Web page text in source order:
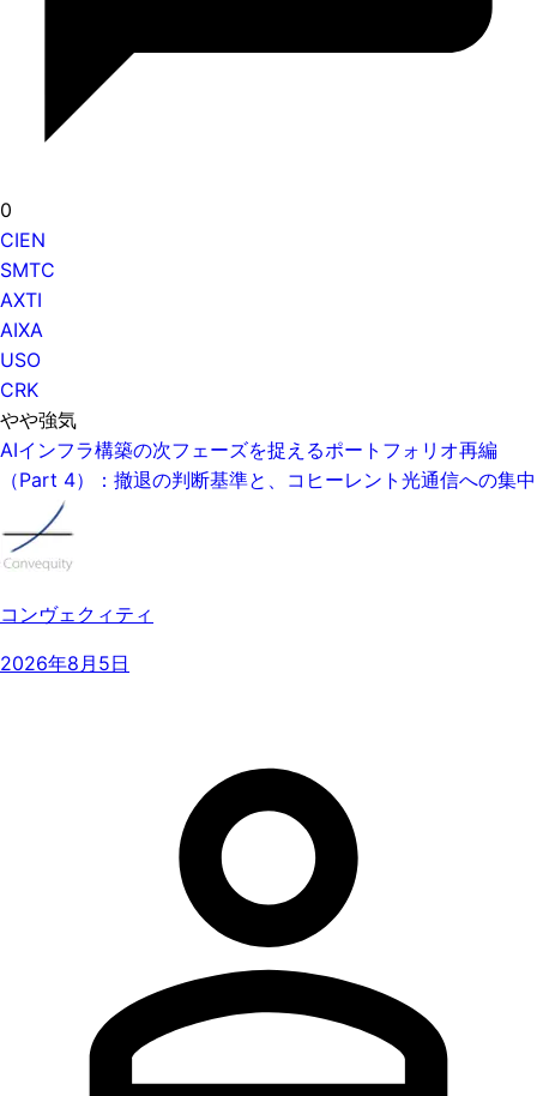
0
CIEN
SMTC
AXTI
AIXA
USO
CRK
やや強気
AIインフラ構築の次フェーズを捉えるポートフォリオ再編
（Part 4）：撤退の判断基準と、コヒーレント光通信への集中
コンヴェクィティ
2026年8月5日